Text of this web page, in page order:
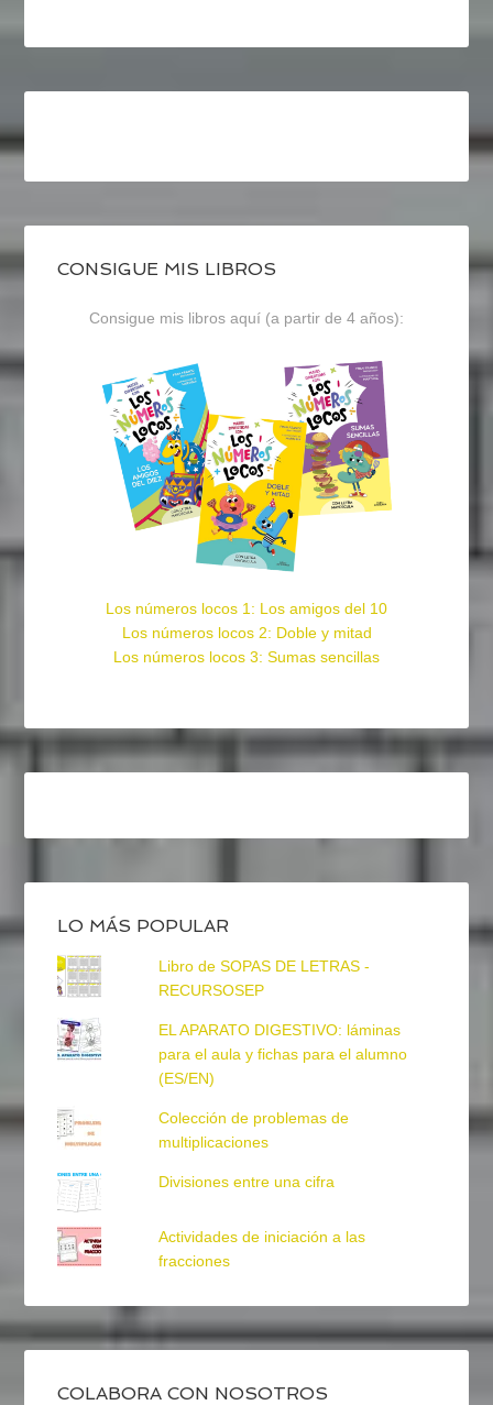
CONSIGUE MIS LIBROS
Consigue mis libros aquí (a partir de 4 años):
Los números locos 1: Los amigos del 10
Los números locos 2: Doble y mitad
Los números locos 3: Sumas sencillas
LO MÁS POPULAR
Libro de SOPAS DE LETRAS -
RECURSOSEP
EL APARATO DIGESTIVO: láminas
para el aula y fichas para el alumno
(ES/EN)
Colección de problemas de
multiplicaciones
Divisiones entre una cifra
Actividades de iniciación a las
fracciones
COLABORA CON NOSOTROS